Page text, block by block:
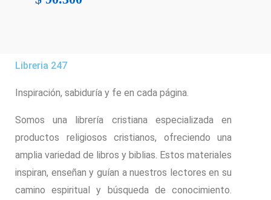
Libreria 247
Inspiración, sabiduría y fe en cada página.
Somos una librería cristiana especializada en
productos religiosos cristianos, ofreciendo una
amplia variedad de libros y biblias. Estos materiales
inspiran, enseñan y guían a nuestros lectores en su
camino espiritual y búsqueda de conocimiento.